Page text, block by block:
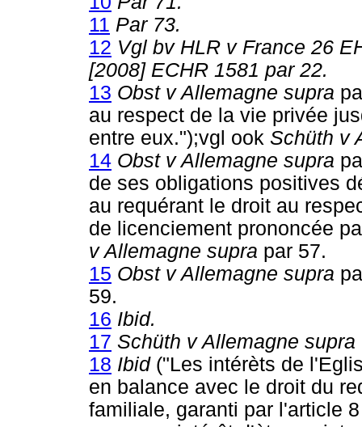
11 Par 73.
12 Vgl bv HLR v France 26
[2008] ECHR 1581 par 22.
13 Obst v Allemagne supra
au respect de la vie privée
entre eux.");vgl ook Schüth v
14 Obst v Allemagne supra
de ses obligations positives
au requérant le droit au
de licenciement prononcée
v Allemagne supra par 57.
15 Obst v Allemagne supra
59.
16 Ibid.
17 Schüth v Allemagne supra
18 Ibid("Les intérèts de
en balance avec le droit du
familiale, garanti par l'article